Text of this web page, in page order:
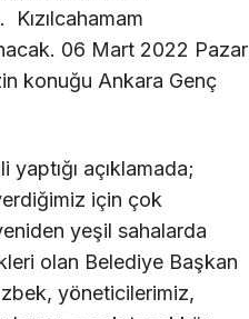
06 Mart 2022 Pazar
konuğu Ankara Genç
açıklamada;
için çok
yeşil sahalarda
olan Belediye Başkan
yöneticilerimiz,